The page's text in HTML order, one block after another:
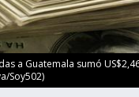
a Guatemala sumó
Soy502)